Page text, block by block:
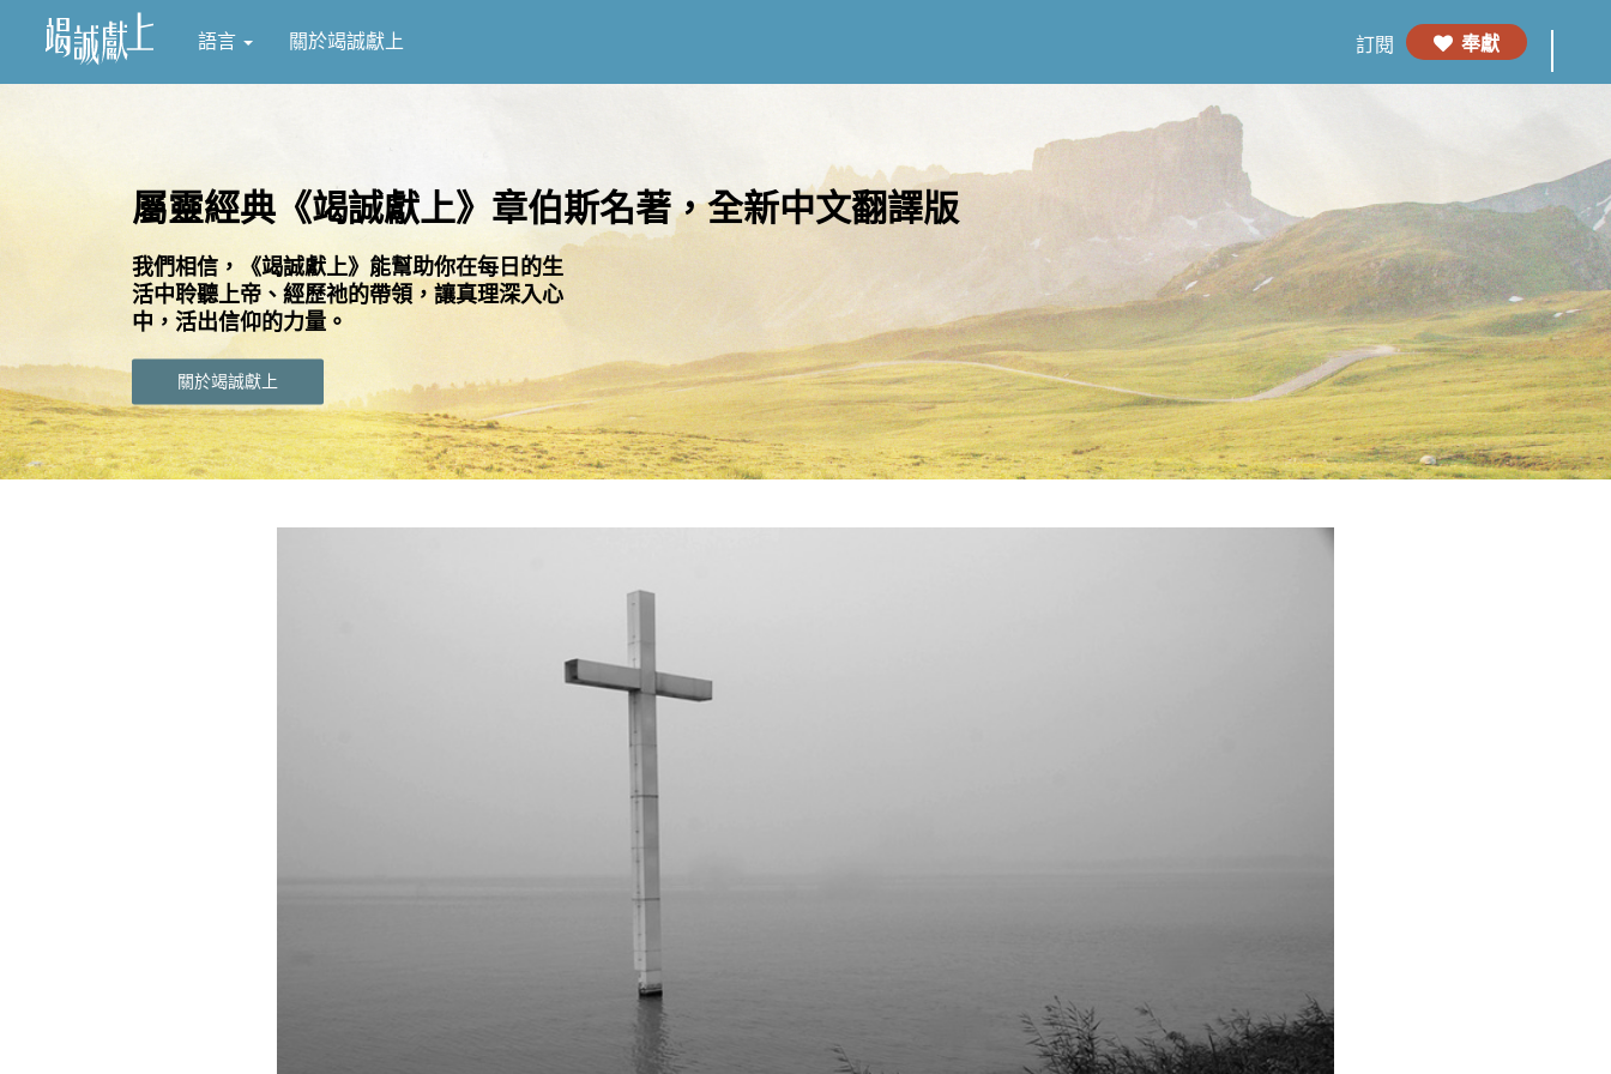
奉獻
訂閱
語言 關於竭誠獻上
屬靈經典《竭誠獻上》章伯斯名著，全新中文翻譯版
我們相信，《竭誠獻上》能幫助你在每日的生
活中聆聽上帝、經歷祂的帶領，讓真理深入心
中，活出信仰的力量。
關於竭誠獻上